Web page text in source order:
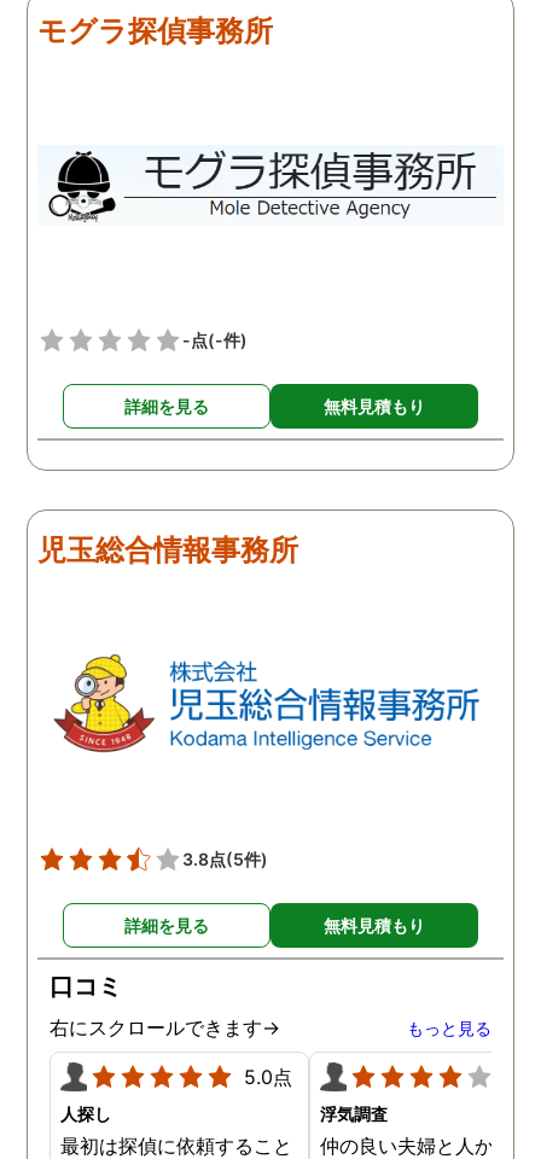
モグラ探偵事務所
-点(-件)
詳細を見る 無料見積もり
児玉総合情報事務所
3.8点(5件)
詳細を見る 無料見積もり
口コミ
右にスクロールできます→ もっと見る
5.0点
人探し
最初は探偵に依頼すること
浮気調査
仲の良い夫婦と人から言